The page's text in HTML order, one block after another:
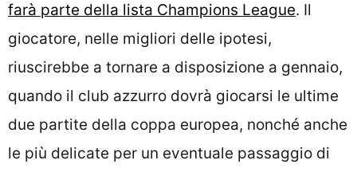
farà parte della lista Champions League. Il
giocatore, nelle migliori delle ipotesi,
riuscirebbe a tornare a disposizione a gennaio,
quando il club azzurro dovrà giocarsi le ultime
due partite della coppa europea, nonché anche
le più delicate per un eventuale passaggio di